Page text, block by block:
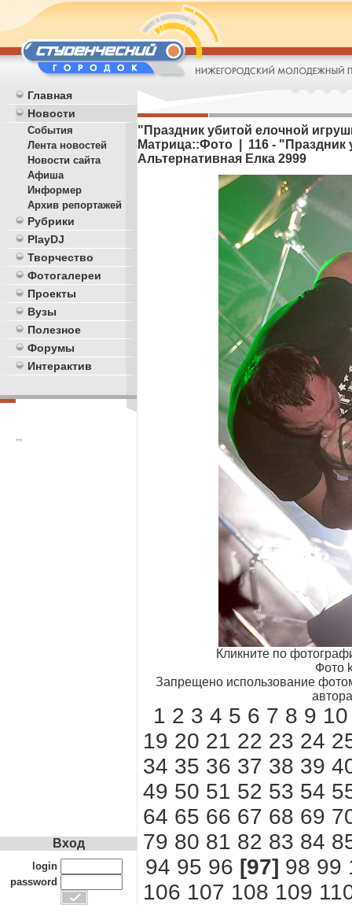
Главная
Новости
События
Лента новостей
Новости сайта
Афиша
Информер
Архив репортажей
Рубрики
PlayDJ
Творчество
Фотогалереи
Проекты
Вузы
Полезное
Форумы
Интерактив
**
"Праздник убитой елочной
Матрица::Фото | 116 - "Праздник
Альтернативная Елка 2999
Кликните по
Фото
Запрещено использование
1 2 3 4 5 6 7 8 9 10
19 20 21 22 23 24
34 35 36 37 38 39
49 50 51 52 53 54
64 65 66 67 68 69
79 80 81 82 83 84
94 95 96 [97] 98 99
106 107 108 109
Вход
login
password